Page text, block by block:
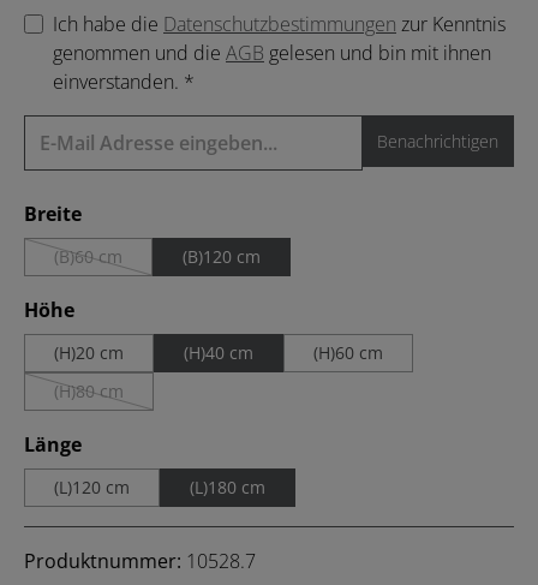
Ich habe die Datenschutzbestimmungen zur Kenntnis
genommen und die AGB gelesen und bin mit ihnen
einverstanden. *
Benachrichtigen
Breiteauswählen
(B)60 cm
(Diese Option ist zurzeit nicht verfügbar.)
(B)120 cm
Höheauswählen
(H)20 cm (H)40 cm
(H)60 cm
(H)80 cm
(Diese Option ist zurzeit nicht verfügbar.)
Längeauswählen
(L)120 cm (L)180 cm
Produktnummer: 10528.7